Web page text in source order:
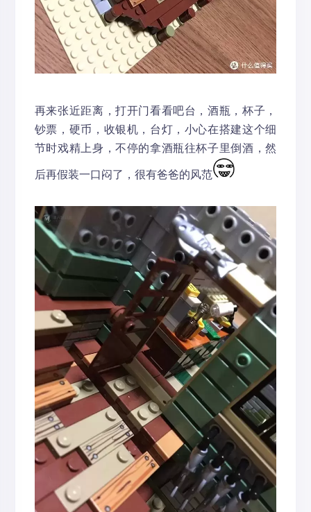
再来张近距离，打开门看看吧台，酒瓶，杯子，
钞票，硬币，收银机，台灯，小心在搭建这个细
节时戏精上身，不停的拿酒瓶往杯子里倒酒，然
后再假装一口闷了，很有爸爸的风范